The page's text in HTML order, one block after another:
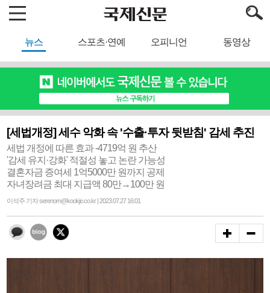
뉴스 스포츠·연예 오피니언 동영상
[세법개정] 세수 악화 속 '수출·투자 뒷받침' 감세 추진
세법 개정에 따른 효과 -4719억 원 추산
'감세 유지·강화' 적절성 놓고 논란 가능성
결혼자금 증여세 1억5000만 원까지 공제
자녀장려금 최대 지급액 80만→100만 원
이석주 기자 serenom@kookje.co.kr | 2023.07.27 16:01